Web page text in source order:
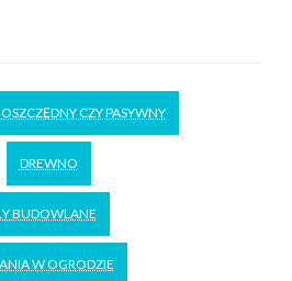
CZY PASYWNY
DREWNO
BUDOWLANE
W OGRODZIE